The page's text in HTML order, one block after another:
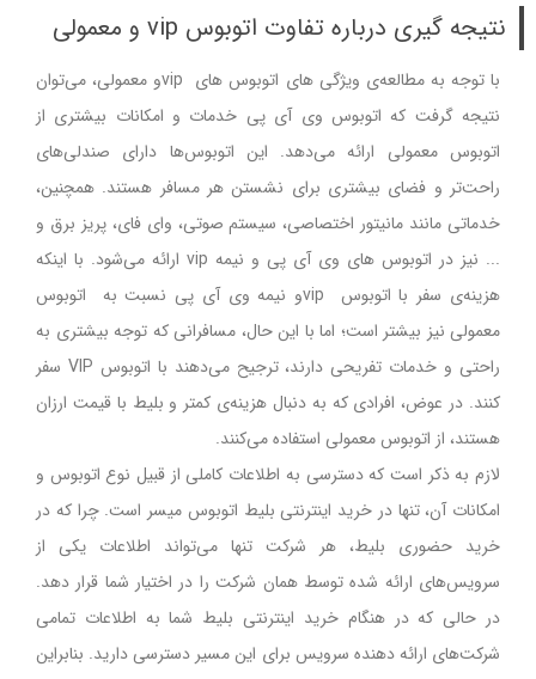
نتیجه گیری درباره تفاوت اتوبوس vip و معمولی
با توجه به مطالعه‌ی ویژگی های اتوبوس های vipو معمولی، می‌توان
نتیجه گرفت که اتوبوس وی آی پی خدمات و امکانات بیشتری از
اتوبوس معمولی ارائه می‌دهد. این اتوبوس‌ها دارای صندلی‌های
راحت‌تر و فضای بیشتری برای نشستن هر مسافر هستند. همچنین،
خدماتی مانند مانیتور اختصاصی، سیستم صوتی، وای فای، پریز برق و
... نیز در اتوبوس های وی آی پی و نیمه vip ارائه می‌شود. با اینکه
هزینه‌ی سفر با اتوبوس vipو نیمه وی آی پی نسبت به اتوبوس
معمولی نیز بیشتر است؛ اما با این حال، مسافرانی که توجه بیشتری به
راحتی و خدمات تفریحی دارند، ترجیح می‌دهند با اتوبوس VIP سفر
کنند. در عوض، افرادی که به دنبال هزینه‌ی کمتر و بلیط با قیمت‌ ارزان
هستند، از اتوبوس معمولی استفاده می‌کنند.
لازم به ذکر است که دسترسی به اطلاعات کاملی از قبیل نوع اتوبوس و
امکانات آن، تنها در خرید اینترنتی بلیط اتوبوس میسر است. چرا که در
خرید حضوری بلیط، هر شرکت تنها می‌تواند اطلاعات یکی از
سرویس‌های ارائه شده توسط همان شرکت را در اختیار شما قرار دهد.
در حالی که در هنگام خرید اینترنتی بلیط شما به اطلاعات تمامی
شرکت‌های ارائه دهنده سرویس برای این مسیر دسترسی دارید. بنابراین